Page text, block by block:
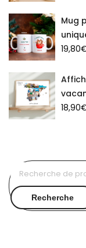
Mug
19,80
18,90
Recherche